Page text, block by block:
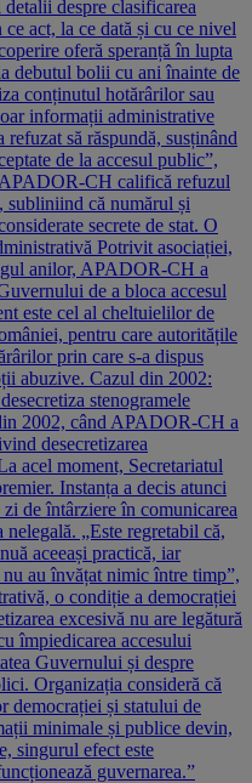
despre clasificarea
act, la ce dată și cu ce nivel
oferă speranță în lupta
debutul bolii cu ani înainte de
conținutul hotărârilor sau
informații administrative
să răspundă, susținând
de la accesul public”,
APADOR-CH califică refuzul
subliniind că numărul și
secrete de stat. O
Potrivit asociației,
anilor, APADOR-CH a
de a bloca accesul
este cel al cheltuielilor de
pentru care autoritățile
prin care s-a dispus
abuzive. Cazul din 2002:
stenogramele
2002, când APADOR-CH a
desecretizarea
acel moment, Secretariatul
Instanța a decis atunci
de întârziere în comunicarea
„Este regretabil că,
aceeași practică, iar
au învățat nimic între timp”,
o condiție a democrației
excesivă nu are legătură
împiedicarea accesului
Guvernului și despre
Organizația consideră că
democrației și statului de
minimale și publice devin,
singurul efect este
guvernarea.”